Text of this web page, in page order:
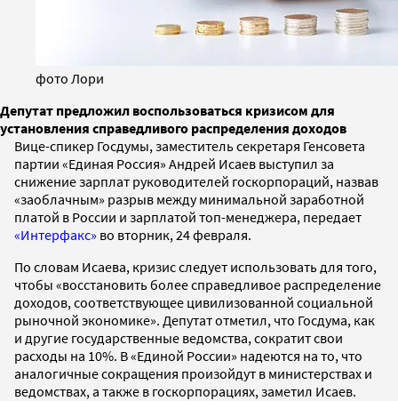
фото Лори
Депутат предложил воспользоваться кризисом для
установления справедливого распределения доходов
Вице-спикер Госдумы, заместитель секретаря Генсовета
партии «Единая Россия» Андрей Исаев выступил за
снижение зарплат руководителей госкорпораций, назвав
«заоблачным» разрыв между минимальной заработной
платой в России и зарплатой топ-менеджера, передает
«Интерфакс» во вторник, 24 февраля.
По словам Исаева, кризис следует использовать для того,
чтобы «восстановить более справедливое распределение
доходов, соответствующее цивилизованной социальной
рыночной экономике». Депутат отметил, что Госдума, как
и другие государственные ведомства, сократит свои
расходы на 10%. В «Единой России» надеются на то, что
аналогичные сокращения произойдут в министерствах и
ведомствах, а также в госкорпорациях, заметил Исаев.